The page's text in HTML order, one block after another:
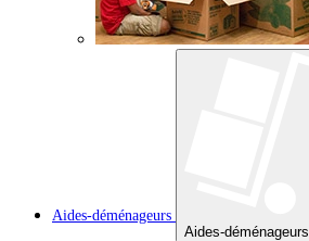
Aides-déménageurs
Aides-déménageurs